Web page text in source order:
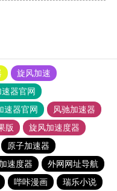
旋风加速
器官网
速器官网
风驰加速器
版
旋风加速度器
原子加速器
速度器
外网网址导航
哔咔漫画
瑞乐小说